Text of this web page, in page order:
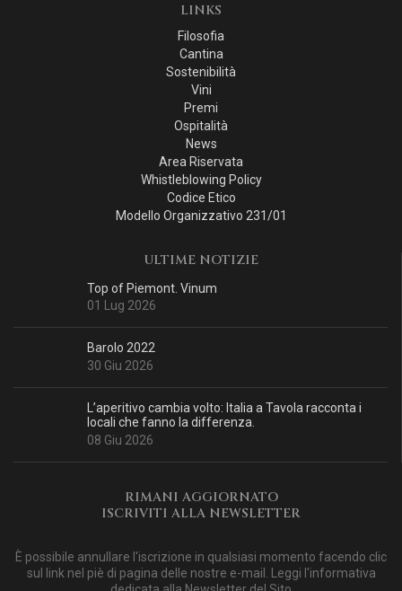
LINKS
Filosofia
Cantina
Sostenibilità
Vini
Premi
Ospitalità
News
Area Riservata
Whistleblowing Policy
Codice Etico
Modello Organizzativo 231/01
ULTIME NOTIZIE
Top of Piemont. Vinum
01 Lug 2026
Barolo 2022
30 Giu 2026
L’aperitivo cambia volto: Italia a Tavola racconta i
locali che fanno la differenza.
08 Giu 2026
RIMANI AGGIORNATO
ISCRIVITI ALLA NEWSLETTER
È possibile annullare l'iscrizione in qualsiasi momento facendo clic
sul link nel piè di pagina delle nostre e-mail. Leggi l'informativa